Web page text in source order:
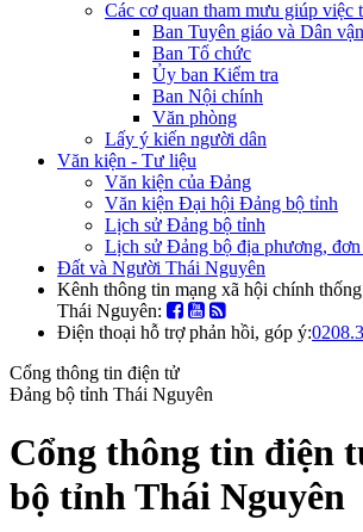
Các cơ quan tham mưu giúp việc
Ban Tuyên giáo và Dân vận
Ban Tổ chức
Ủy ban Kiểm tra
Ban Nội chính
Văn phòng
Lấy ý kiến người dân
Văn kiện - Tư liệu
Văn kiện của Đảng
Văn kiện Đại hội Đảng bộ tỉnh
Lịch sử Đảng bộ tỉnh
Lịch sử Đảng bộ địa phương,
Đất và Người Thái Nguyên
Kênh thông tin mạng xã hội chính
Thái Nguyên:
Điện thoại hỗ trợ phản hồi, góp ý:
Cổng thông tin điện tử
Đảng bộ tỉnh Thái Nguyên
Cổng thông tin điện
bộ tỉnh Thái Nguyên